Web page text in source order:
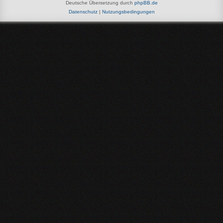
Deutsche Übersetzung durch phpBB.de
Datenschutz| Nutzungsbedingungen